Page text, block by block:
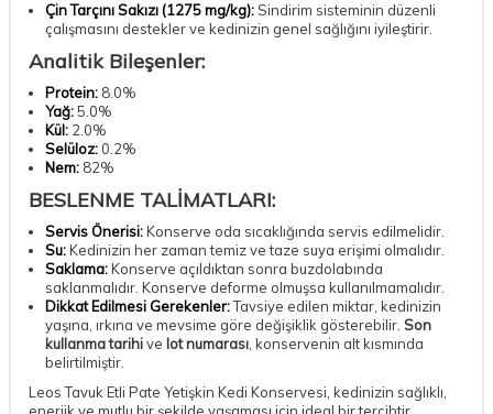
Çin Tarçını Sakızı (1275 mg/kg): Sindirim sisteminin düzenli
çalışmasını destekler ve kedinizin genel sağlığını iyileştirir.
Analitik Bileşenler:
Protein: 8.0%
Yağ:5.0%
Kül: 2.0%
Selüloz: 0.2%
Nem: 82%
BESLENME TALİMATLARI:
Servis Önerisi:Konserve oda sıcaklığında servis edilmelidir.
Su:Kedinizin her zaman temiz ve taze suya erişimi olmalıdır.
Saklama:Konserve açıldıktan sonra buzdolabında
saklanmalıdır. Konserve deforme olmuşsa kullanılmamalıdır.
Dikkat Edilmesi Gerekenler:Tavsiye edilen miktar, kedinizin
yaşına, ırkına ve mevsime göre değişiklik gösterebilir. Son
kullanma tarihive lot numarası , konservenin alt kısmında
belirtilmiştir.
Leos Tavuk Etli Pate Yetişkin Kedi Konservesi, kedinizin sağlıklı,